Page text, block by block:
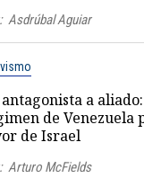
Asdrúbal Aguiar
antagonista a
de Venezuela
de Israel
Arturo McFields